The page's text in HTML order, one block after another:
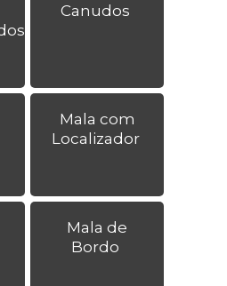
Canudos
Mala com
Localizador
Mala de
Bordo